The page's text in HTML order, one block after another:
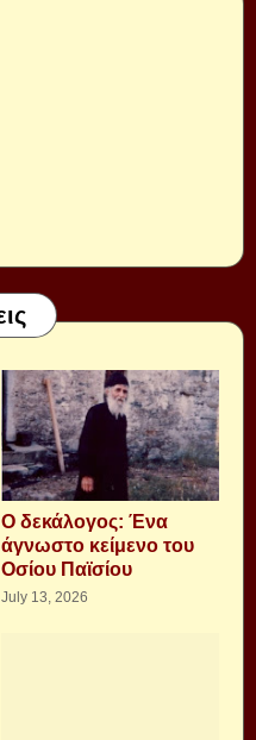
Ο δεκάλογος: Ένα
άγνωστο κείμενο του
Οσίου Παϊσίου
July 13, 2026